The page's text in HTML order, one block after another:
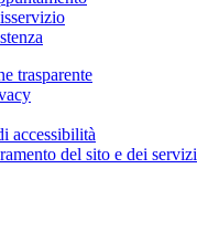
trasparente
accessibilità
del sito e dei servizi